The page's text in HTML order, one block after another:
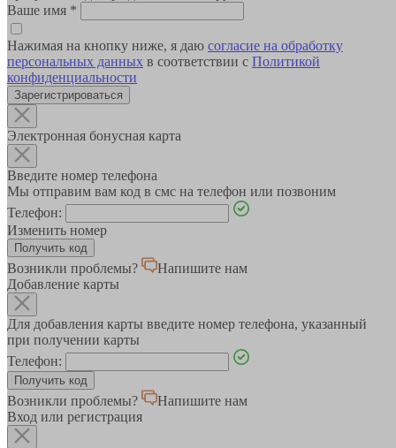
Ваше имя *
Нажимая на кнопку ниже, я даю согласие на обработку
персональных данных в соответствии с Политикой
конфиденциальности
Зарегистрироваться
Электронная бонусная карта
Введите номер телефона
Мы отправим вам код в смс на телефон или позвоним
Телефон:
Изменить номер
Возникли проблемы?
Напишите нам
Добавление карты
Для добавления карты введите номер телефона, указанный
при получении карты
Телефон:
Возникли проблемы?
Напишите нам
Вход или регистрация